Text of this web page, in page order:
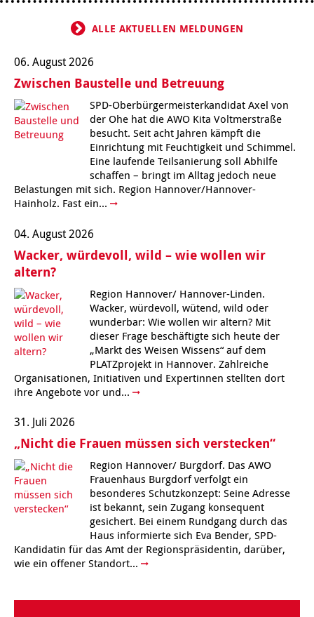
Kindertagesstätte Sylter Weg
Kindertagesstätte Tresckowstraße
Kindertagesstätte Voltmerstraße
Kindertagesstätte Wiehbergstraße
Kindertagesstätte Mühenkamp / Familienzentrum
Kindertagesstätte Petermannstraße /
Kindertagesstätte Pfarrlandplatz
Hör- und Sprachheilkindergarten Ratswiese
Kindertagesstätte Rosenbergstraße
Kindertagesstätte Schneiderberg
Kindertagesstätte Schweriner Straße /
Familienzentrum
Kindertagesstätte Tresckowstraße
Kindertagesstätte Voltmerstraße
Kindertagesstätte Wiehbergstraße
ALLE AKTUELLEN MELDUNGEN
06. August 2026
Zwischen Baustelle und Betreuung
SPD-Oberbürgermeisterkandidat Axel von
der Ohe hat die AWO Kita Voltmerstraße
besucht. Seit acht Jahren kämpft die
Einrichtung mit Feuchtigkeit und Schimmel.
Eine laufende Teilsanierung soll Abhilfe
schaffen – bringt im Alltag jedoch neue
Belastungen mit sich. Region Hannover/Hannover-
Hainholz. Fast ein...
04. August 2026
Wacker, würdevoll, wild – wie wollen wir
altern?
Region Hannover/ Hannover-Linden.
Wacker, würdevoll, wütend, wild oder
wunderbar: Wie wollen wir altern? Mit
dieser Frage beschäftigte sich heute der
„Markt des Weisen Wissens“ auf dem
PLATZprojekt in Hannover. Zahlreiche
Organisationen, Initiativen und Expertinnen stellten dort
ihre Angebote vor und...
31. Juli 2026
„Nicht die Frauen müssen sich verstecken“
Region Hannover/ Burgdorf. Das AWO
Frauenhaus Burgdorf verfolgt ein
besonderes Schutzkonzept: Seine Adresse
ist bekannt, sein Zugang konsequent
gesichert. Bei einem Rundgang durch das
Haus informierte sich Eva Bender, SPD-
Kandidatin für das Amt der Regionspräsidentin, darüber,
wie ein offener Standort...